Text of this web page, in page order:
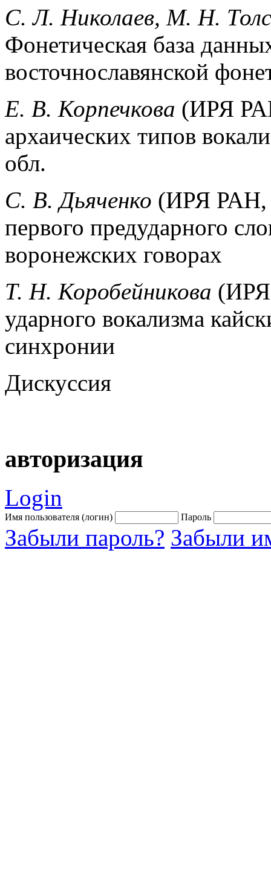
С. Л. Николаев, М. Н.
Фонетическая база
восточнославянской
Е. В. Корпечкова (ИРЯ
архаических типов
обл.
С. В. Дьяченко (ИРЯ РАН,
первого предударного
воронежских говорах
Т. Н. Коробейникова
ударного вокализма
синхронии
Дискуссия
авторизация
Login
Имя пользователя (логин) Пароль
Забыли пароль? Забыли